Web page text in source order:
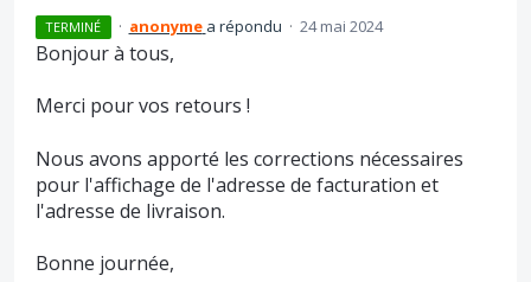
TERMINÉ · anonyme a répondu · 24 mai 2024
Bonjour à tous,
Merci pour vos retours !
Nous avons apporté les corrections nécessaires
pour l'affichage de l'adresse de facturation et
l'adresse de livraison.
Bonne journée,